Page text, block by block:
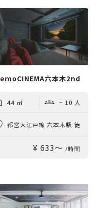
六本木2nd
44 ㎡ ~ 10 人
都営大江戸線 六本木駅 徒
¥ 633〜 /時間